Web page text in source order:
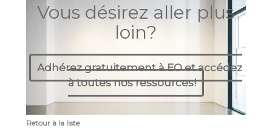
Vous désirez aller plus
loin?
Adhérez gratuitement à EO et accédez
à toutes nos ressources!
Retour à la liste